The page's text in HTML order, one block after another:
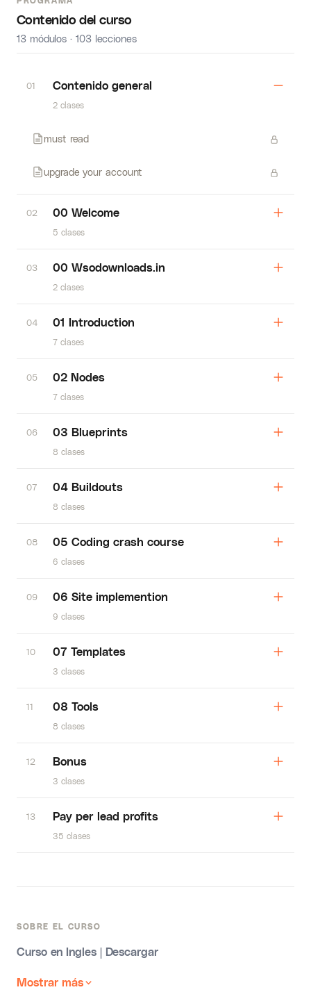
SOBRE EL CURSO
Curso en Ingles | Descargar
Mostrar más
Contenido del curso
13 módulos · 103 lecciones
01 Contenido general
2 clases
must read
upgrade your account
02 00 Welcome
5 clases
03 00 Wsodownloads.in
2 clases
04 01 Introduction
7 clases
05 02 Nodes
7 clases
06 03 Blueprints
8 clases
07 04 Buildouts
8 clases
08 05 Coding crash course
6 clases
09 06 Site implemention
9 clases
10 07 Templates
3 clases
11 08 Tools
8 clases
12 Bonus
3 clases
13 Pay per lead profits
35 clases